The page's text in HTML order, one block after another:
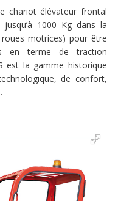
chariot élévateur frontal
1000 Kg dans la
motrices) pour être
en terme de traction
est la gamme historique
de confort,